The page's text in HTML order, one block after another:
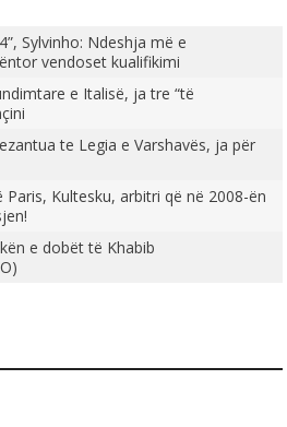
Sylvinho: Ndeshja më e
vendoset kualifikimi
e Italisë, ja tre “të
te Legia e Varshavës, ja për
Paris, Kultesku, arbitri që në 2008-ën
e dobët të Khabib